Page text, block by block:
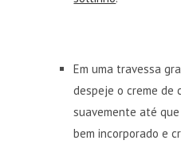
Em uma travessa
despeje o creme de
suavemente até
bem incorporado e